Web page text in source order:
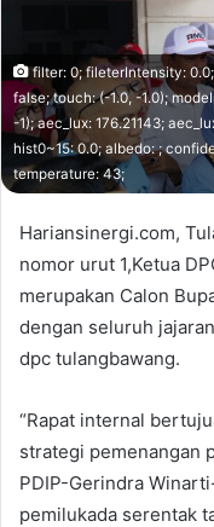
filter: 0; fileterIntensity:
false; touch: (-1.0, -1.0);
-1); aec_lux: 176.21143;
hist0~15: 0.0; albedo: ;
temperature: 43;
Hariansinergi.com,
nomor urut 1,Ketua
merupakan Calon
dengan seluruh
dpc tulangbawang.
“Rapat internal
strategi pemenangan
PDIP-Gerindra
pemilukada serentak